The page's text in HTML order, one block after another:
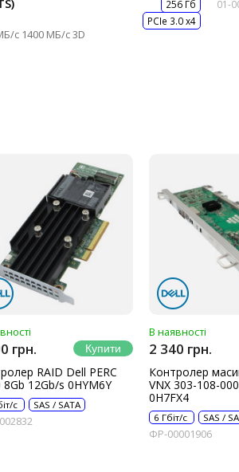
256 Гб
PCIe 3.0 x4
01-
грн.
RAID Dell PERC
8Gb 12Gb/s 0HYM6Y
с SAS / SATA
В наявності
2 340 грн.
Контролер
VNX 303-108-
0H7FX4
6 Гбіт/с SAS /
ФР-00001906